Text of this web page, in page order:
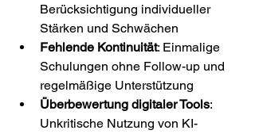
Berücksichtigung individueller
Stärken und Schwächen
Fehlende Kontinuität: Einmalige
Schulungen ohne Follow-up und
regelmäßige Unterstützung
Überbewertung digitaler Tools:
Unkritische Nutzung von KI-